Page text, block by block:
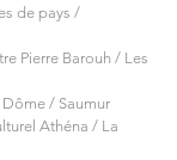
de pays /
Pierre Barouh / Les
Dôme / Saumur
Athéna / La